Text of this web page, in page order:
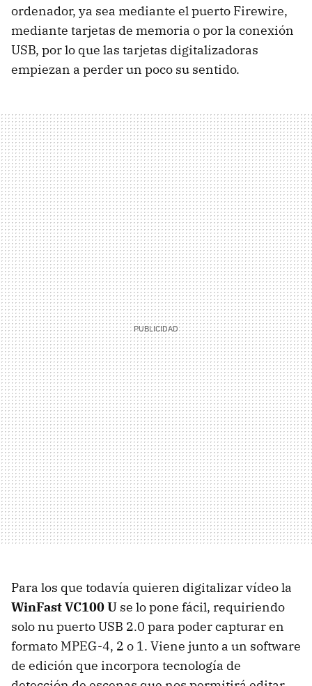
ordenador, ya sea mediante el puerto Firewire,
mediante tarjetas de memoria o por la conexión
USB, por lo que las tarjetas digitalizadoras
empiezan a perder un poco su sentido.
Para los que todavía quieren digitalizar vídeo la
WinFast VC100 U se lo pone fácil, requiriendo
solo nu puerto USB 2.0 para poder capturar en
formato MPEG-4, 2 o 1. Viene junto a un software
de edición que incorpora tecnología de